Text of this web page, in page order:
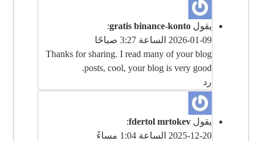
يقول gratis binance-konto
:
2026-01-09 الساعة 3:27 صباحًا
Thanks for sharing. I read many of your blog
posts, cool, your blog is very good.
رد
يقول fdertol mrtokev
:
2025-12-20 الساعة 1:04 مساءً